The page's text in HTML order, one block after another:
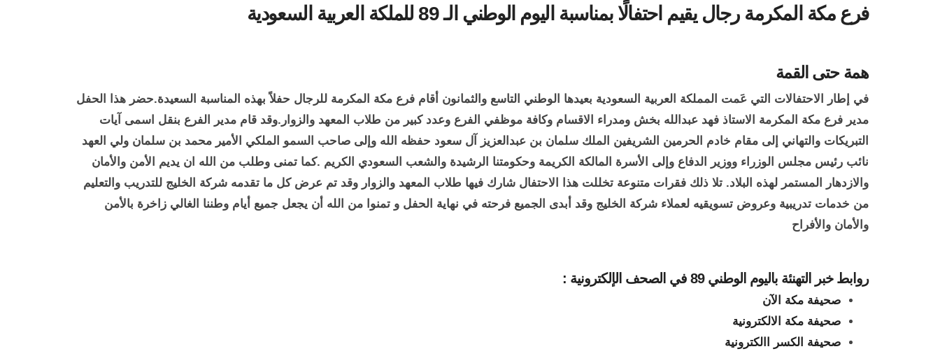
فرع مكة المكرمة رجال يقيم احتفال ا بمناسبة اليوم الوطني الـ89 للملكة العربية السعودية
همة حتى القمة
في إطار الاحتفالات التي عَمت المملكة العربية السعودية بعيدها الوطني التاسع والثمانون أقام فرع مكة المكرمة للرجال حفلاً بهذه المناسبة السعيدة.حضر هذا الحفل
مدير فرع مكة المكرمة الاستاذ فهد عبدالله بخش ومدراء الاقسام وكافة موظفي الفرع وعدد كبير من طلاب المعهد والزوار.وقد قام مدير الفرع بنقل اسمى آيات
التبريكات والتهاني إلى مقام خادم الحرمين الشريفين الملك سلمان بن عبدالعزيز آل سعود حفظه الله وإلى صاحب السمو الملكي الأمير محمد بن سلمان ولي العهد
نائب رئيس مجلس الوزراء ووزير الدفاع وإلى الأسرة المالكة الكريمة وحكومتنا الرشيدة والشعب السعودي الكريم .كما تمنى وطلب من الله ان يديم الأمن والأمان
والازدهار المستمر لهذه البلاد. تلا ذلك فقرات متنوعة تخللت هذا الاحتفال شارك فيها طلاب المعهد والزوار وقد تم عرض كل ما تقدمه شركة الخليج للتدريب والتعليم
من خدمات تدريبية وعروض تسويقيه لعملاء شركة الخليج وقد أبدى الجميع فرحته في نهاية الحفل و تمنوا من الله أن يجعل جميع أيام وطننا الغالي زاخرة بالأمن
والأمان والأفراح
روابط خبر التهنئة باليوم الوطني 89 في الصحف الإلكترونية :
صحيفة مكة الآن
صحيفة مكة الالكترونية
صحيفة الكسر االكترونية